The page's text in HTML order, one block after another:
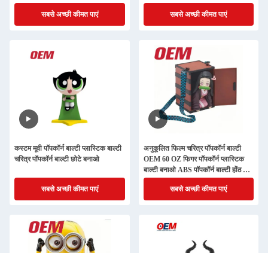
सबसे अच्छी कीमत पाएं सबसे अच्छी कीमत पाएं
कस्टम मूवी पॉपकॉर्न बाल्टी प्लास्टिक बाल्टी
चरित्र पॉपकॉर्न बाल्टी छोटे बनाओ
सबसे अच्छी कीमत पाएं
अनुकूलित फिल्म चरित्र पॉपकॉर्न बाल्टी
OEM 60 OZ फिगर पॉपकॉर्न प्लास्टिक
बाल्टी बनाओ ABS पॉपकॉर्न बाल्टी होंठ के
साथ
सबसे अच्छी कीमत पाएं